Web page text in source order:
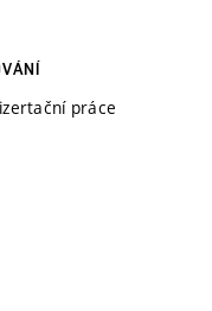
práce